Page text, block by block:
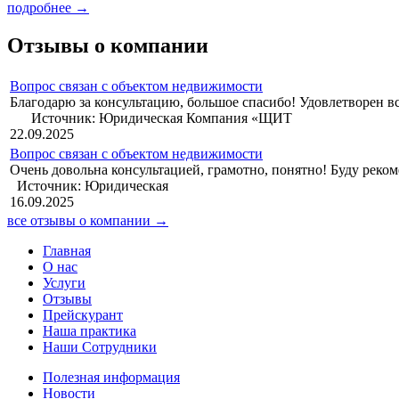
подробнее →
Отзывы о компании
Вопрос связан с объектом недвижимости
Благодарю за консультацию,
Источник: Юридическая Компания «ЩИТ
22.09.2025
Вопрос связан с объектом недвижимости
Очень довольна
Источник: Юридическая
16.09.2025
все отзывы о компании →
Главная
О нас
Услуги
Отзывы
Прейскурант
Наша практика
Наши Сотрудники
Полезная информация
Новости